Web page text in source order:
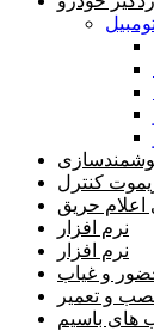
ریموت کنترل
حریق
نرم افزار
نرم افزار
و غیاب
و تعمیر
های باسیم